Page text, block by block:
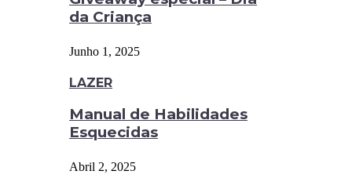
da Criança
Junho 1, 2025
LAZER
Manual de Habilidades
Esquecidas
Abril 2, 2025